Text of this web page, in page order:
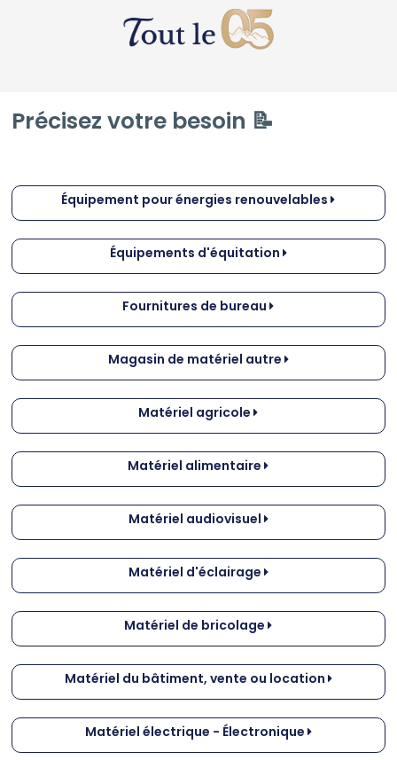
Précisez votre besoin 📝
Équipement pour énergies renouvelables
Équipements d'équitation
Fournitures de bureau
Magasin de matériel autre
Matériel agricole
Matériel alimentaire
Matériel audiovisuel
Matériel d'éclairage
Matériel de bricolage
Matériel du bâtiment, vente ou location
Matériel électrique - Électronique